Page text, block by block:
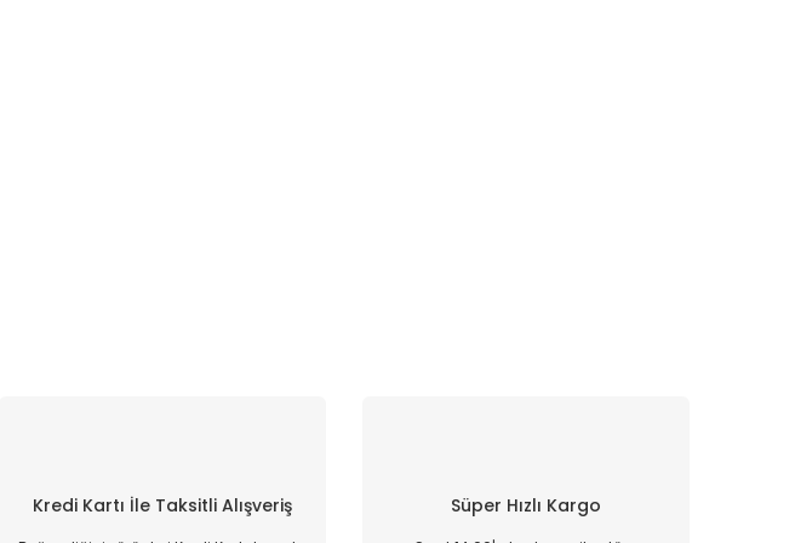
Kredi Kartı İle Taksitli Alışveriş Süper Hızlı Kargo